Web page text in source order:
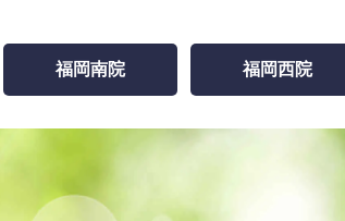
福岡南院 福岡西院